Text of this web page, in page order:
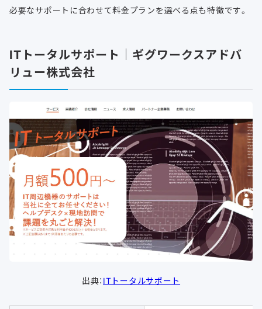
必要なサポートに合わせて料金プランを選べる点も特徴です。
ITトータルサポート｜ギグワークスアドバ
リュー株式会社
出典： ITトータルサポート